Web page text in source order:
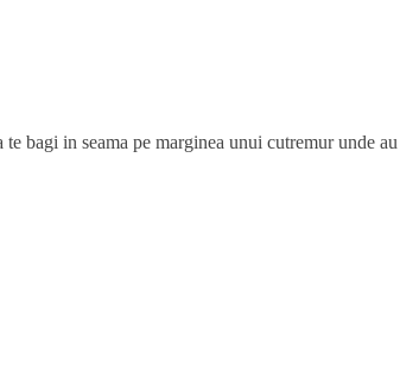
bagi in seama pe marginea unui cutremur unde